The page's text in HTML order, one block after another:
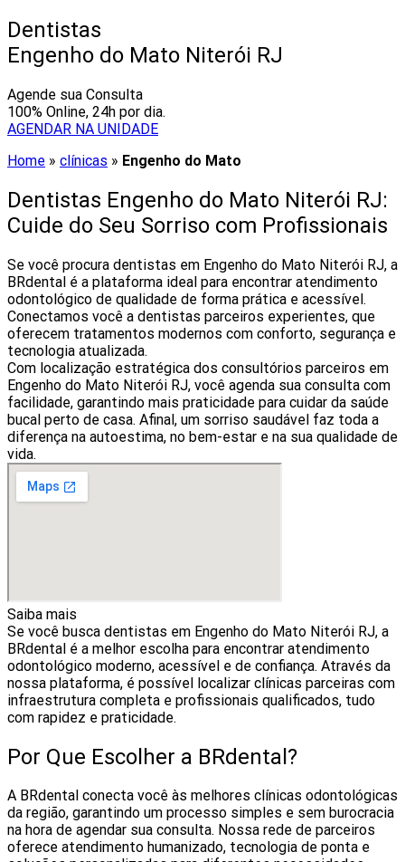
Dentistas
Engenho do Mato Niterói RJ
Agende sua Consulta
100% Online, 24h por dia.
AGENDAR NA UNIDADE
Home » clínicas » Engenho do Mato
Dentistas Engenho do Mato Niterói RJ:
Cuide do Seu Sorriso com Profissionais
Se você procura dentistas em Engenho do Mato Niterói RJ, a
BRdental é a plataforma ideal para encontrar atendimento
odontológico de qualidade de forma prática e acessível.
Conectamos você a dentistas parceiros experientes, que
oferecem tratamentos modernos com conforto, segurança e
tecnologia atualizada.
Com localização estratégica dos consultórios parceiros em
Engenho do Mato Niterói RJ, você agenda sua consulta com
facilidade, garantindo mais praticidade para cuidar da saúde
bucal perto de casa. Afinal, um sorriso saudável faz toda a
diferença na autoestima, no bem-estar e na sua qualidade de
vida.
Saiba mais
Se você busca dentistas em Engenho do Mato Niterói RJ, a
BRdental é a melhor escolha para encontrar atendimento
odontológico moderno, acessível e de confiança. Através da
nossa plataforma, é possível localizar clínicas parceiras com
infraestrutura completa e profissionais qualificados, tudo
com rapidez e praticidade.
Por Que Escolher a BRdental?
A BRdental conecta você às melhores clínicas odontológicas
da região, garantindo um processo simples e sem burocracia
na hora de agendar sua consulta. Nossa rede de parceiros
oferece atendimento humanizado, tecnologia de ponta e